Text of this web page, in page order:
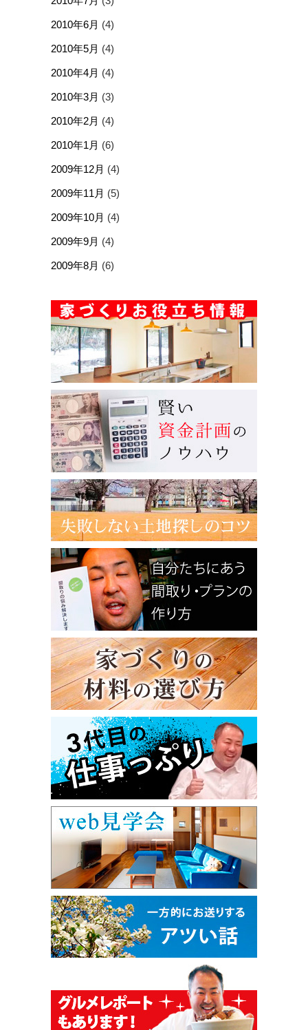
2010年6月 (4)
2010年5月 (4)
2010年4月 (4)
2010年3月 (3)
2010年2月 (4)
2010年1月 (6)
2009年12月 (4)
2009年11月 (5)
2009年10月 (4)
2009年9月 (4)
2009年8月 (6)